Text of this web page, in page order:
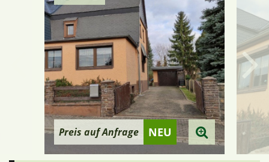
Preis auf Anfrage NEU